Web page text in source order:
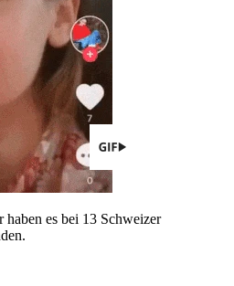
haben es bei 13 Schweizer